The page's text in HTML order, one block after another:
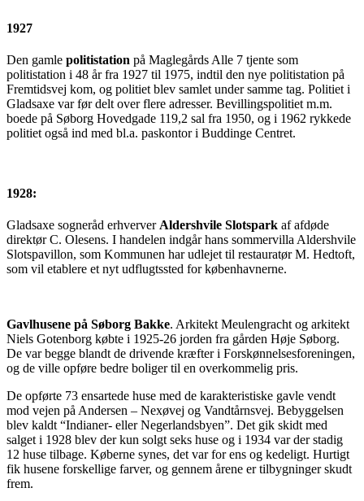
1927
Den gamle politistation på Maglegårds Alle 7 tjente som
politistation i 48 år fra 1927 til 1975, indtil den nye politistation på
Fremtidsvej kom, og politiet blev samlet under samme tag. Politiet i
Gladsaxe var før delt over flere adresser. Bevillingspolitiet m.m.
boede på Søborg Hovedgade 119,2 sal fra 1950, og i 1962 rykkede
politiet også ind med bl.a. paskontor i Buddinge Centret.
1928:
Gladsaxe sogneråd erhverver Aldershvile Slotspark af afdøde
direktør C. Olesens. I handelen indgår hans sommervilla Aldershvile
Slotspavillon, som Kommunen har udlejet til restauratør M. Hedtoft,
som vil etablere et nyt udflugtssted for københavnerne.
Gavlhusene på Søborg Bakke. Arkitekt Meulengracht og arkitekt
Niels Gotenborg købte i 1925-26 jorden fra gården Høje Søborg.
De var begge blandt de drivende kræfter i Forskønnelsesforeningen,
og de ville opføre bedre boliger til en overkommelig pris.
De opførte 73 ensartede huse med de karakteristiske gavle vendt
mod vejen på Andersen – Nexøvej og Vandtårnsvej. Bebyggelsen
blev kaldt “Indianer- eller Negerlandsbyen”. Det gik skidt med
salget i 1928 blev der kun solgt seks huse og i 1934 var der stadig
12 huse tilbage. Køberne synes, det var for ens og kedeligt. Hurtigt
fik husene forskellige farver, og gennem årene er tilbygninger skudt
frem.